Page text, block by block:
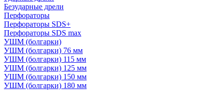
Безударные дрели
Перфораторы
Перфораторы SDS+
Перфораторы SDS max
УШМ (болгарки)
УШМ (болгарки) 76 мм
УШМ (болгарки) 115 мм
УШМ (болгарки) 125 мм
УШМ (болгарки) 150 мм
УШМ (болгарки) 180 мм